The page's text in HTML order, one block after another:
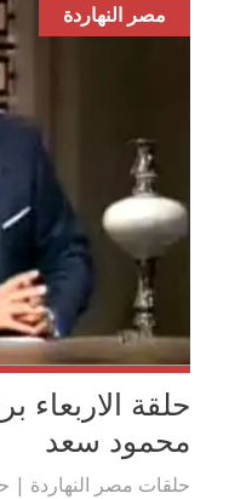
مصر النهاردة
حلقة الاربعاء
محمود سعد
حلقات مصر النهاردة |